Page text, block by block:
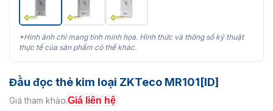
*Hình ảnh chỉ mang tính minh họa. Hình thức và thông số kỹ thuật
thực tế của sản phẩm có thể khác.
Đầu đọc thẻ kim loại ZKTeco MR101[ID]
Giá tham khảo:Giá liên hệ